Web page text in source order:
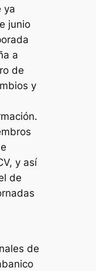
ya
junio
a
de
y
y así
de
de